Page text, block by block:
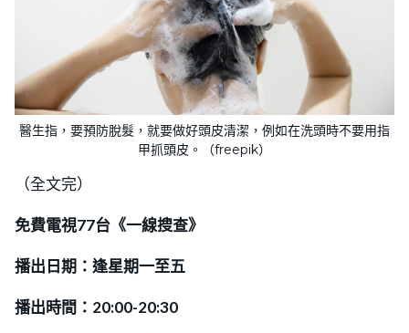
醫生指，要預防脫髮，就要做好頭皮清潔，例如在洗頭時不要用指
甲抓頭皮。（freepik）
（全文完）
免費電視77台《一線搜查》
播出日期：逢星期一至五
播出時間：20:00-20:30